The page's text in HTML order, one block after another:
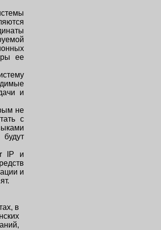
ее
и
не
с
IP и
и
в